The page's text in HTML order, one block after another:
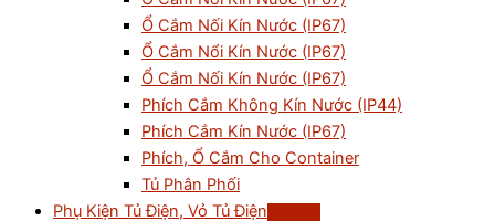
Ổ Cắm Nối Kín Nước (IP67)
Ổ Cắm Nổi Kín Nước (IP67)
Ổ Cắm Nối Kín Nước (IP67)
Phích Cắm Không Kín Nước (IP44)
Phích Cắm Kín Nước (IP67)
Phích, Ổ Cắm Cho Container
Tủ Phân Phối
Phụ Kiện Tủ Điện, Vỏ Tủ Điện